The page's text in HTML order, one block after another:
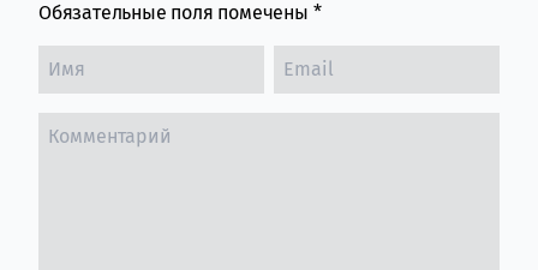
Обязательные поля помечены *